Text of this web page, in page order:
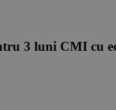
3 luni CMI cu